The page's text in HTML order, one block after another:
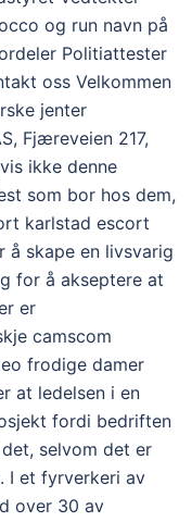
og run navn på
Politiattester
oss Velkommen
jenter
Fjæreveien 217,
ikke denne
som bor hos dem,
karlstad escort
å skape en livsvarig
for å akseptere at
er
camscom
frodige damer
at ledelsen i en
fordi bedriften
selvom det er
I et fyrverkeri av
over 30 av